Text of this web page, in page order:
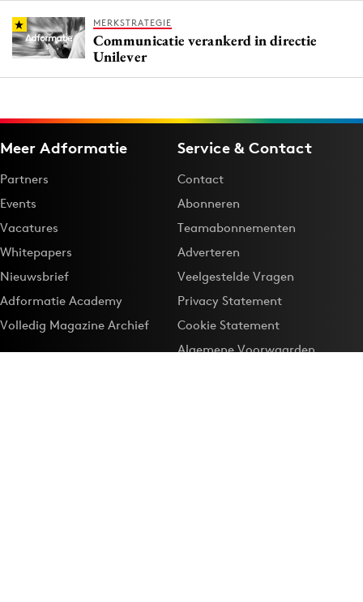
MERKSTRATEGIE
Communicatie verankerd in directie
Unilever
Meer Adformatie
Partners
Events
Vacatures
Whitepapers
Nieuwsbrief
Adformatie Academy
Volledig Magazine Archief
Service & Contact
Contact
Abonneren
Teamabonnementen
Adverteren
Veelgestelde Vragen
Privacy Statement
Cookie Statement
Algemene Voorwaarden